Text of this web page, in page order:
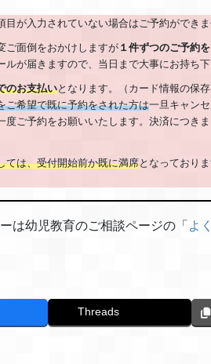
が入力されていない場合はご予約ができま
ご面倒をおかけしますが １件ずつのご予約
が届きますので、当日まで大事にお持ち下
のお支払いとなります。（カード情報の保
ご希望で既に予約をされた方は一旦キャン
ご予約をお願いいたします。決済につき
ては、受付開始前か既に満席となっており
は幼児教育のご相談ページの「 よ
Threads